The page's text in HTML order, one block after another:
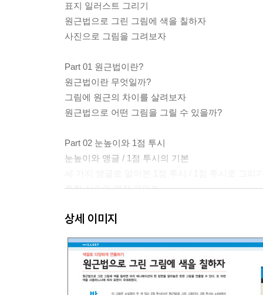
표지 일러스트 그리기
원근법으로 그린 그림에 색을 칠하자
사진으로 그림을 그려보자
Part 01 원근법이란?
원근법이란 무엇일까?
그림에 원근의 차이를 살려보자
원근법으로 어떤 그림을 그릴 수 있을까?
Part 02 눈높이와 1점 투시
눈높이와 앵글 / 1점 투시의 기본
흔한 실수와 맹점 포인트
1점 투시의 응용 기법
역1점 투시법으로 배경을 그리자
덧그리기로 1점 투시를 마스터하자
상세 이미지